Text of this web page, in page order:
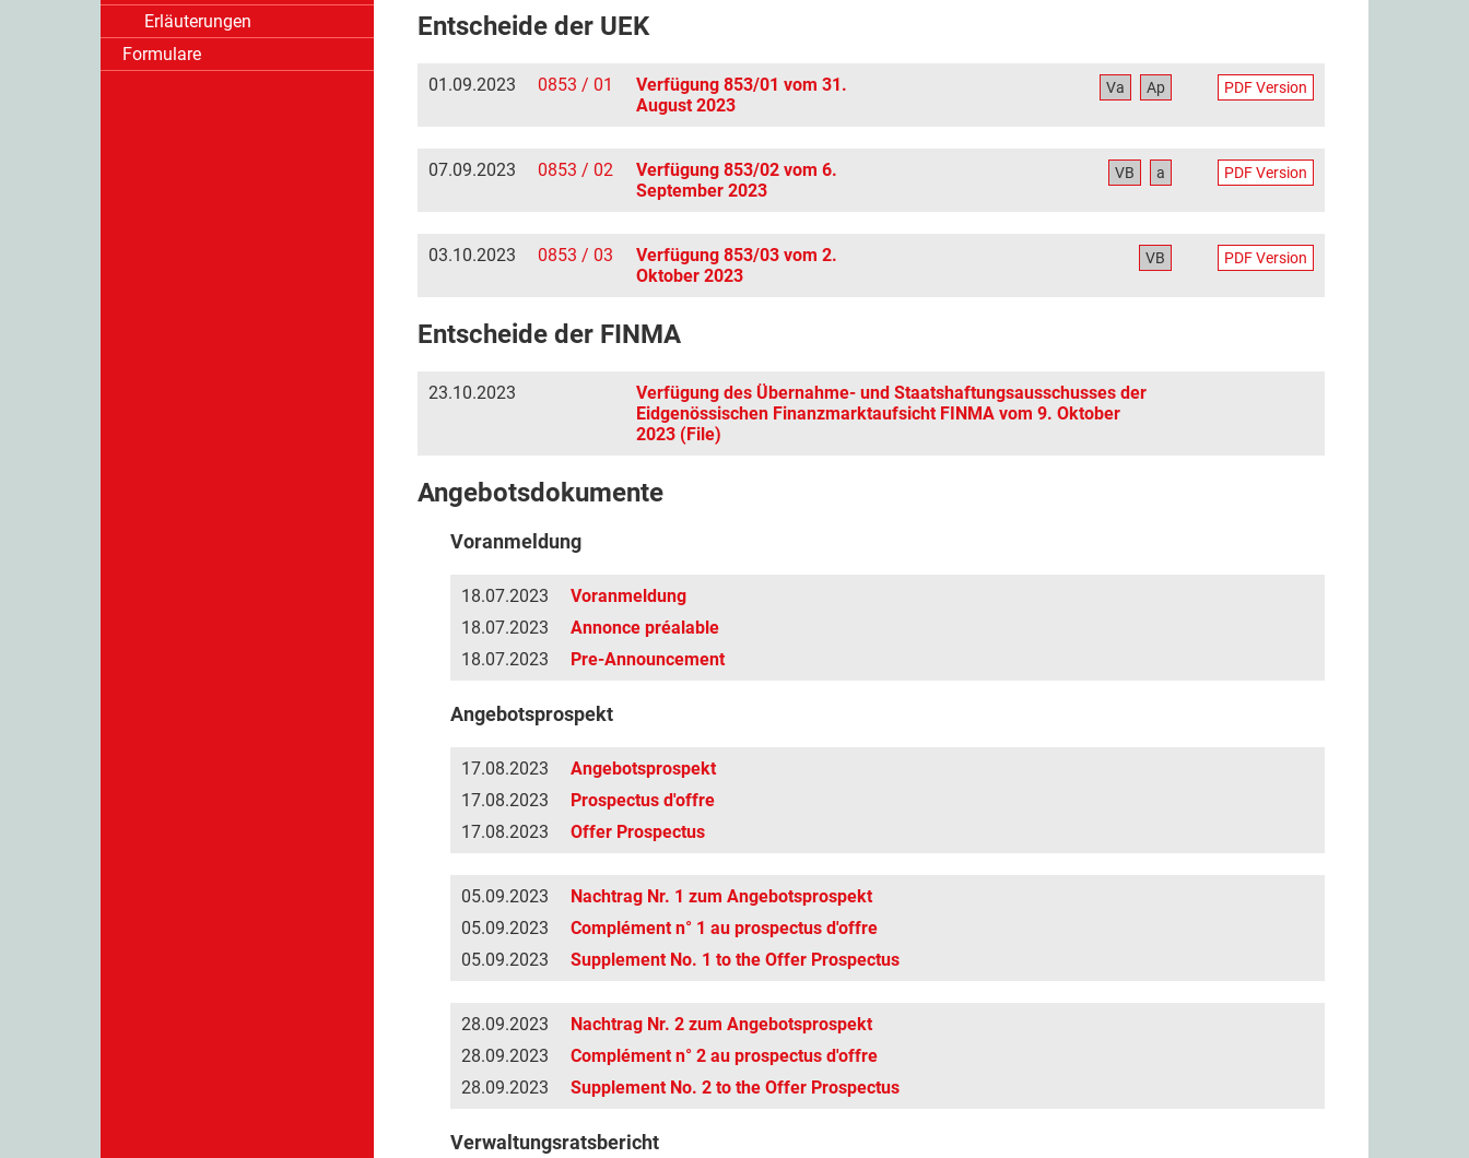
Erläuterungen
Formulare
Entscheide der UEK
01.09.2023 0853 / 01
Verfügung 853/01 vom 31.
August 2023
Va Ap PDF Version
07.09.2023 0853 / 02
Verfügung 853/02 vom 6.
September 2023
VB a PDF Version
03.10.2023 0853 / 03
Verfügung 853/03 vom 2.
Oktober 2023
VB PDF Version
Entscheide der FINMA
23.10.2023
Verfügung des Übernahme- und Staatshaftungsausschusses der
Eidgenössischen Finanzmarktaufsicht FINMA vom 9. Oktober
2023 (File)
Angebotsdokumente
Voranmeldung
18.07.2023
Voranmeldung
18.07.2023
Annonce préalable
18.07.2023
Pre-Announcement
Angebotsprospekt
17.08.2023
Angebotsprospekt
17.08.2023
Prospectus d'offre
17.08.2023
Offer Prospectus
05.09.2023
Nachtrag Nr. 1 zum Angebotsprospekt
05.09.2023
Complément n° 1 au prospectus d'offre
05.09.2023
Supplement No. 1 to the Offer Prospectus
28.09.2023
Nachtrag Nr. 2 zum Angebotsprospekt
28.09.2023
Complément n° 2 au prospectus d'offre
28.09.2023
Supplement No. 2 to the Offer Prospectus
Verwaltungsratsbericht